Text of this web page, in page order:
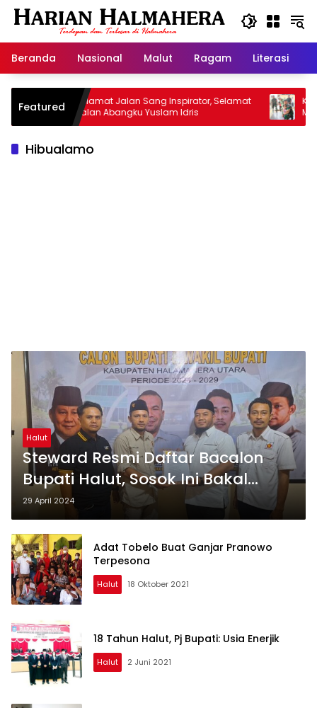
Langsung
Beranda
Nasional Malut Ragam Literasi
FeaturedSelamat Jalan Sang Inspirator, Selamat
Jalan Abangku Yuslam Idris
Kiprah
Hibualamo
Halut
Steward Resmi Daftar Bacalon
Bupati Halut, Sosok Ini Bakal
Dampinginya
29 April 2024
Adat Tobelo Buat Ganjar Pranowo
Terpesona
Halut 18 Oktober 2021
18 Tahun Halut, Pj Bupati: Usia Enerjik
Halut 2 Juni 2021